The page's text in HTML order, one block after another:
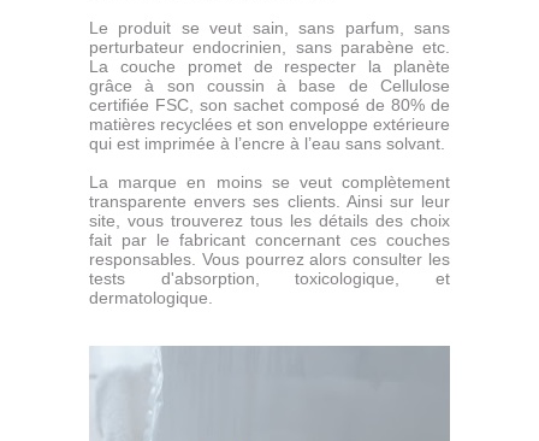
Le produit se veut sain, sans parfum, sans
perturbateur endocrinien, sans parabène etc.
La couche promet de respecter la planète
grâce à son coussin à base de Cellulose
certifiée FSC, son sachet composé de 80% de
matières recyclées et son enveloppe extérieure
qui est imprimée à l’encre à l’eau sans solvant.
La marque en moins se veut complètement
transparente envers ses clients. Ainsi sur leur
site, vous trouverez tous les détails des choix
fait par le fabricant concernant ces couches
responsables. Vous pourrez alors consulter les
tests d'absorption, toxicologique, et
dermatologique.